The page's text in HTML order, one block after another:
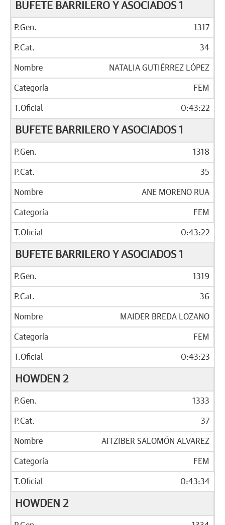
BUFETE BARRILERO Y ASOCIADOS 1
1317
34
NATALIA GUTIÉRREZ LÓPEZ
FEM
0:43:22
BUFETE BARRILERO Y ASOCIADOS 1
1318
35
ANE MORENO RUA
FEM
0:43:22
BUFETE BARRILERO Y ASOCIADOS 1
1319
36
MAIDER BREDA LOZANO
FEM
0:43:23
HOWDEN 2
1333
37
AITZIBER SALOMÓN ALVAREZ
FEM
0:43:34
HOWDEN 2